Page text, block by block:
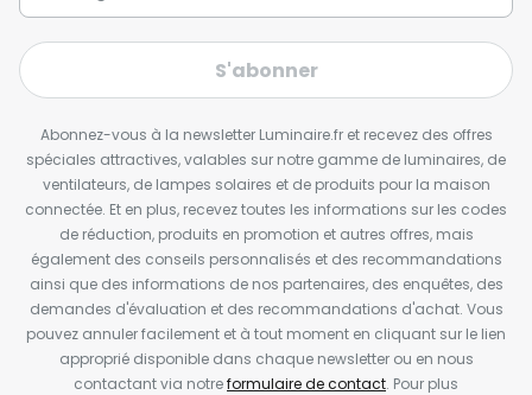
S'abonner
Abonnez-vous à la newsletter Luminaire.fr et recevez des offres
spéciales attractives, valables sur notre gamme de luminaires, de
ventilateurs, de lampes solaires et de produits pour la maison
connectée. Et en plus, recevez toutes les informations sur les codes
de réduction, produits en promotion et autres offres, mais
également des conseils personnalisés et des recommandations
ainsi que des informations de nos partenaires, des enquêtes, des
demandes d'évaluation et des recommandations d'achat. Vous
pouvez annuler facilement et à tout moment en cliquant sur le lien
approprié disponible dans chaque newsletter ou en nous
contactant via notreformulaire de contact. Pour plus